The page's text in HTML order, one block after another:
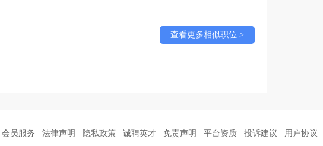
查看更多相似职位 >
会员服务 法律声明 隐私政策 诚聘英才 免责声明 平台资质 投诉建议 用户协议